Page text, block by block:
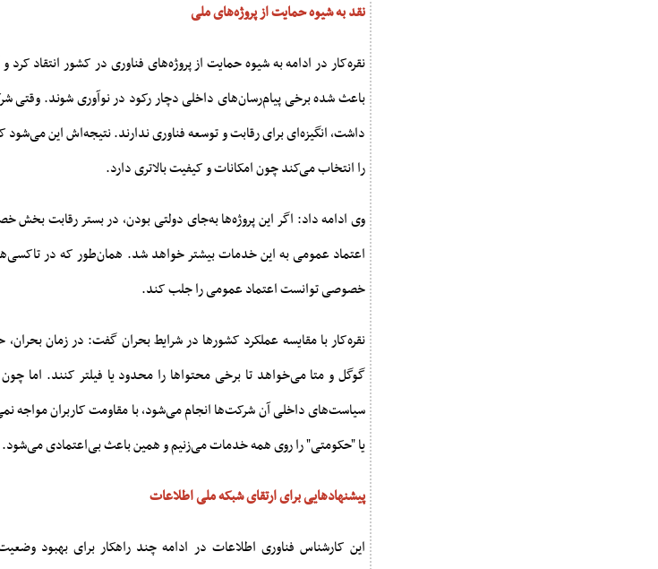
نقد به شیوه حمایت از پروژه‌های ملی
نقره‌کار در ادامه به شیوه حمایت از پروژه‌های فناوری در کشور انتقاد
باعث شده برخی پیام‌رسان‌های داخلی دچار رکود در نوآوری شوند.
داشت، انگیزه‌ای برای رقابت و توسعه فناوری ندارند. نتیجه‌اش این
را انتخاب می‌کند چون امکانات و کیفیت بالاتری دارد.
وی ادامه داد: اگر این پروژه‌ها به‌جای دولتی بودن، در بستر رقابت بخش
اعتماد عمومی به این خدمات بیشتر خواهد شد. همان‌طور که در
خصوصی توانست اعتماد عمومی را جلب کند.
نقره‌کار با مقایسه عملکرد کشورها در شرایط بحران گفت: در زمان
گوگل و متا می‌خواهد تا برخی محتواها را محدود یا فیلتر کنند.
سیاست‌های داخلی آن شرکت‌ها انجام می‌شود، با مقاومت کاربران مواجه
یا "حکومتی" را روی همه خدمات می‌زنیم و همین باعث بی‌اعتمادی می‌شود.
پیشنهادهایی برای ارتقای شبکه ملی اطلاعات
این کارشناس فناوری اطلاعات در ادامه چند راهکار برای بهبود